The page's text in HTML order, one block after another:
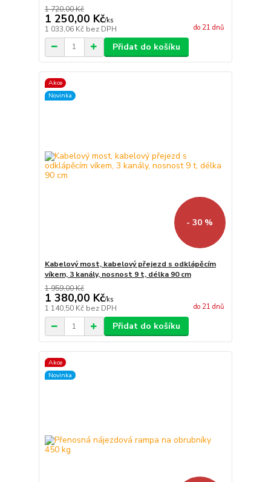
1 720,00 Kč
1 250,00 Kč/ks
1 033,06 Kč bez DPH do 21 dnů
Přidat do košíku
Akce
Novinka
- 30 %
Kabelový most, kabelový přejezd s odklápěcím
víkem, 3 kanály, nosnost 9 t, délka 90 cm
1 959,00 Kč
1 380,00 Kč/ks
1 140,50 Kč bez DPH do 21 dnů
Přidat do košíku
Akce
Novinka